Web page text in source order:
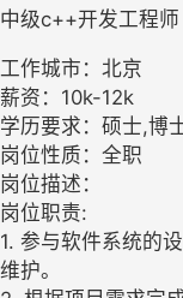
中级c++开发工程师
工作城市：北京
薪资：10k-12k
学历要求：硕士,博
岗位性质：全职
岗位描述：
岗位职责:
1. 参与软件系统的
维护。